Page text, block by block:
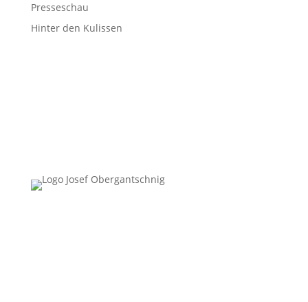
Presseschau
Hinter den Kulissen